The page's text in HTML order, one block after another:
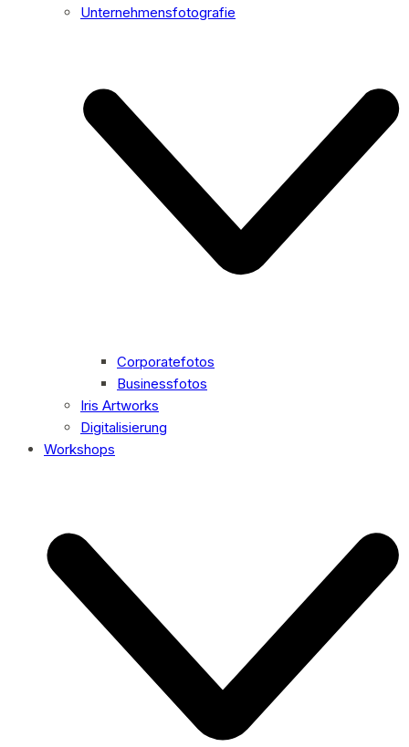
Unternehmensfotografie
Corporatefotos
Businessfotos
Iris Artworks
Digitalisierung
Workshops